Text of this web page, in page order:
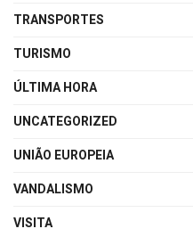
TRANSPORTES
TURISMO
ÚLTIMA HORA
UNCATEGORIZED
UNIÃO EUROPEIA
VANDALISMO
VISITA